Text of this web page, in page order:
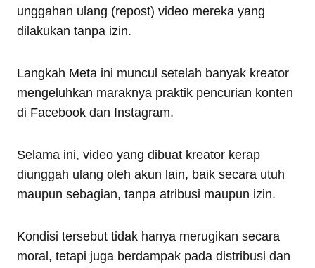
unggahan ulang (repost) video mereka yang
dilakukan tanpa izin.
Langkah Meta ini muncul setelah banyak kreator
mengeluhkan maraknya praktik pencurian konten
di Facebook dan Instagram.
Selama ini, video yang dibuat kreator kerap
diunggah ulang oleh akun lain, baik secara utuh
maupun sebagian, tanpa atribusi maupun izin.
Kondisi tersebut tidak hanya merugikan secara
moral, tetapi juga berdampak pada distribusi dan